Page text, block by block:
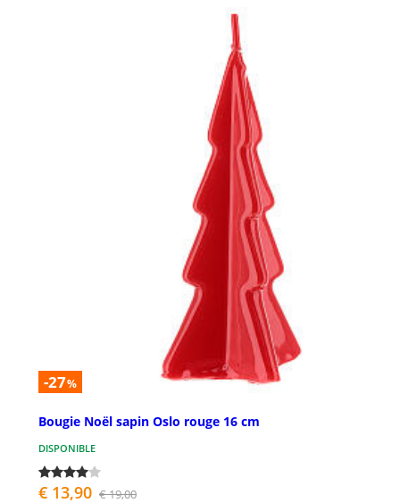
-27%
Bougie Noël sapin Oslo rouge 16 cm
DISPONIBLE
€ 13,90 € 19,00